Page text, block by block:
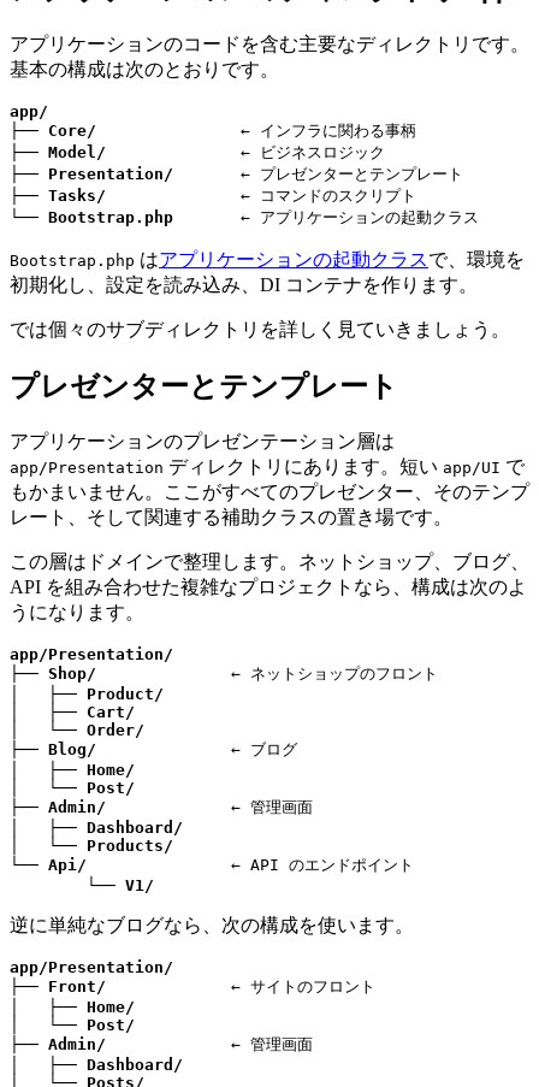
アプリケーションのコードを含む主要なディレクトリです。
基本の構成は次のとおりです。
app/
├── Core/
               ← インフラに関わる事柄
├── Model/
              ← ビジネスロジック
├── Presentation/
       ← プレゼンターとテンプレート
├── Tasks/
              ← コマンドのスクリプト
└── Bootstrap.php
       ← アプリケーションの起動クラス
Bootstrap.php はアプリケーションの起動クラスで、環境を
初期化し、設定を読み込み、DI コンテナを作ります。
では個々のサブディレクトリを詳しく見ていきましょう。
プレゼンターとテンプレート
アプリケーションのプレゼンテーション層は
app/Presentation ディレクトリにあります。短い app/UI で
もかまいません。ここがすべてのプレゼンター、そのテンプ
レート、そして関連する補助クラスの置き場です。
この層はドメインで整理します。ネットショップ、ブログ、
API を組み合わせた複雑なプロジェクトなら、構成は次のよ
うになります。
app/Presentation/
├── Shop/
              ← ネットショップのフロント
│   ├── Product/
│   ├── Cart/
│   └── Order/
├── Blog/
              ← ブログ
│   ├── Home/
│   └── Post/
├── Admin/
             ← 管理画面
│   ├── Dashboard/
│   └── Products/
└── Api/
               ← API のエンドポイント
	└──
V1/
逆に単純なブログなら、次の構成を使います。
app/Presentation/
├── Front/
             ← サイトのフロント
│   ├── Home/
│   └── Post/
├── Admin/
             ← 管理画面
│   ├── Dashboard/
│   └── Posts/